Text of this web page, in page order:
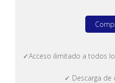
✓Acceso ilimitado a todos
✓ Descarga de